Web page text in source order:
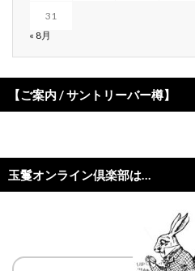
31
« 8月
【ご案内 / サントリーバー樽】
玉鬘オンライン倶楽部は…